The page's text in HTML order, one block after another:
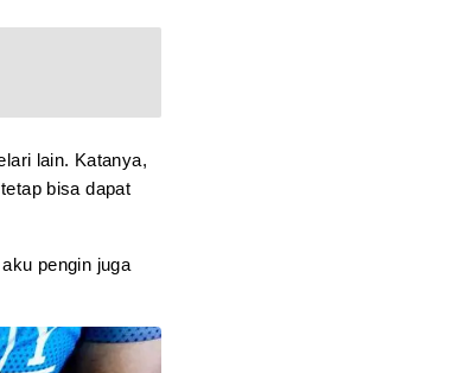
lain. Katanya,
bisa dapat
pengin juga